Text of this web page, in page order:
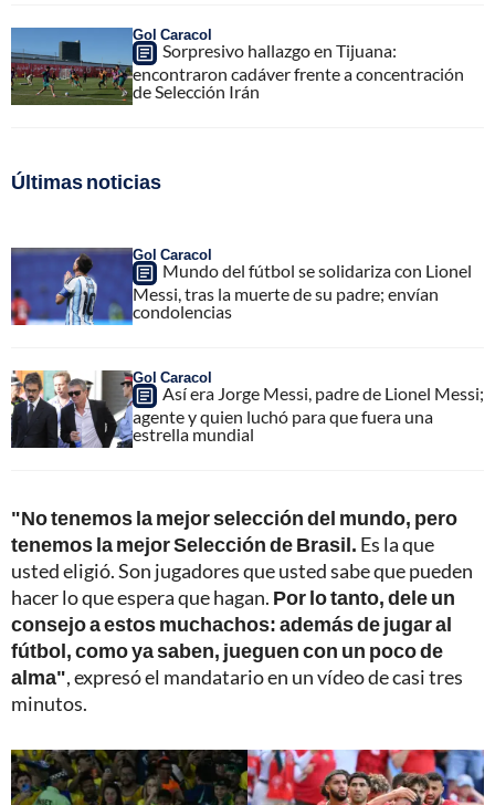
Gol Caracol
Sorpresivo hallazgo en Tijuana:
encontraron cadáver frente a concentración
de Selección Irán
Últimas noticias
Gol Caracol
Mundo del fútbol se solidariza con Lionel
Messi, tras la muerte de su padre; envían
condolencias
Gol Caracol
Así era Jorge Messi, padre de Lionel Messi;
agente y quien luchó para que fuera una
estrella mundial
"No tenemos la mejor selección del mundo, pero
tenemos la mejor Selección de Brasil. Es la que
usted eligió. Son jugadores que usted sabe que pueden
hacer lo que espera que hagan. Por lo tanto, dele un
consejo a estos muchachos: además de jugar al
fútbol, como ya saben, jueguen con un poco de
alma", expresó el mandatario en un vídeo de casi tres
minutos.